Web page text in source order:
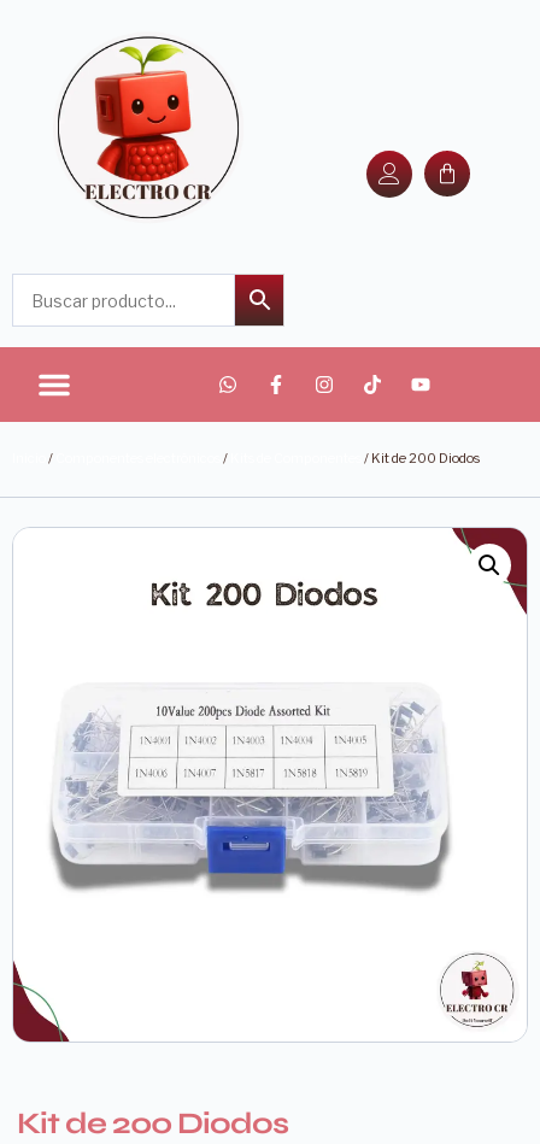
/ / / Kit de 200 Diodos
Kit de 200 Diodos